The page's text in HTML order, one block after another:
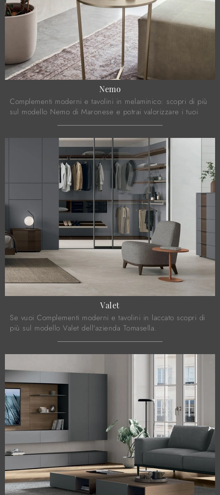
Nemo
Complementi moderni e tavolini in melaminico: scopri di più
sul modello Nemo di Maronese e potrai valorizzare i tuoi
Valet
Se vuoi Complementi moderni e tavolini in laccato scopri di
più sul modello Valet dell'azienda Tomasella.